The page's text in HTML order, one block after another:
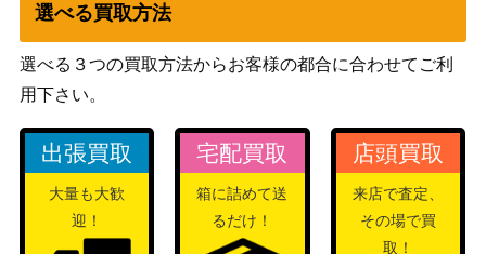
選べる買取方法
選べる３つの買取方法からお客様の都合に合わせてご利
用下さい。
出張買取
大量も大歓
迎！
宅配買取
箱に詰めて送
るだけ！
店頭買取
来店で査定、
その場で買
取！